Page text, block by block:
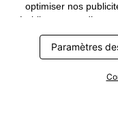
optimiser nos
établissements d’un
cadre, non
transmission de vos
le traitement
nécessitent un
Paramètres